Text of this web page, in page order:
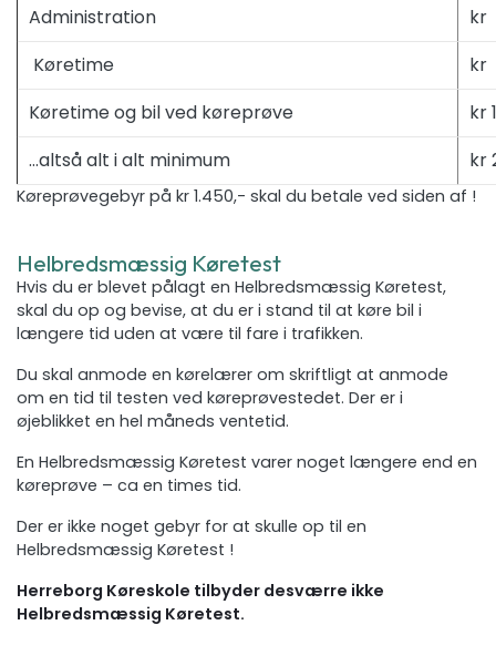
Administration
kr
Køretime
kr
Køretime og bil ved køreprøve
kr
…altså alt i alt minimum
kr
Køreprøvegebyr på kr 1.450,- skal du betale ved siden af !
Helbredsmæssig Køretest
Hvis du er blevet pålagt en Helbredsmæssig Køretest,
skal du op og bevise, at du er i stand til at køre bil i
længere tid uden at være til fare i trafikken.
Du skal anmode en kørelærer om skriftligt at anmode
om en tid til testen ved køreprøvestedet. Der er i
øjeblikket en hel måneds ventetid.
En Helbredsmæssig Køretest varer noget længere end en
køreprøve – ca en times tid.
Der er ikke noget gebyr for at skulle op til en
Helbredsmæssig Køretest !
Herreborg Køreskole tilbyder desværre ikke
Helbredsmæssig Køretest.